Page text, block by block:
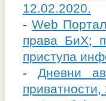
12.02.2020.
- Web
права БиХ;
приступа
- Дневни